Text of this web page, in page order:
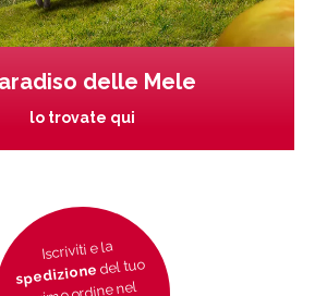
delle Mele
lo trovate qui
Iscriviti e la
spedizionedel tuo